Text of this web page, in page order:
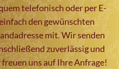
telefonisch oder per E-
den gewünschten
mit. Wir senden
zuverlässig und
uns auf Ihre Anfrage!